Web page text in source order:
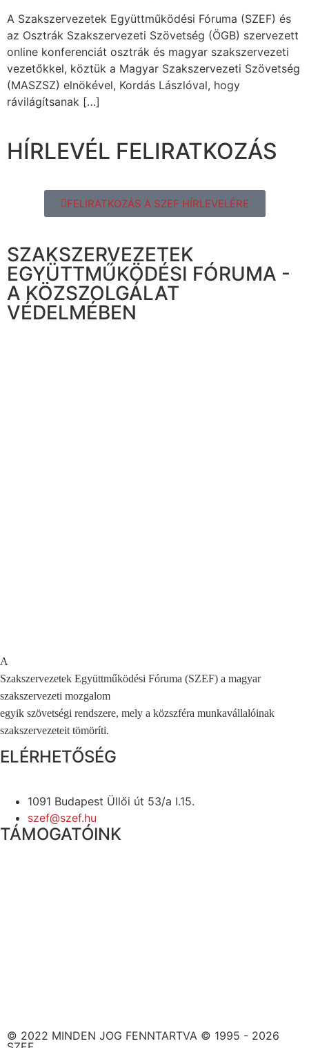
A Szakszervezetek Együttműködési Fóruma (SZEF) és
az Osztrák Szakszervezeti Szövetség (ÖGB) szervezett
online konferenciát osztrák és magyar szakszervezeti
vezetőkkel, köztük a Magyar Szakszervezeti Szövetség
(MASZSZ) elnökével, Kordás Lászlóval, hogy
rávilágítsanak […]
HÍRLEVÉL FELIRATKOZÁS
FELIRATKOZÁS A SZEF HÍRLEVELÉRE
SZAKSZERVEZETEK
EGYÜTTMŰKÖDÉSI FÓRUMA -
A KÖZSZOLGÁLAT
VÉDELMÉBEN
A
Szakszervezetek Együttműködési Fóruma (SZEF) a magyar
szakszervezeti mozgalom
egyik szövetségi rendszere, mely a közszféra munkavállalóinak
szakszervezeteit tömöríti.
ELÉRHETŐSÉG
1091 Budapest Üllői út 53/a I.15.
szef@szef.hu
TÁMOGATÓINK
© 2022 MINDEN JOG FENNTARTVA © 1995 - 2026